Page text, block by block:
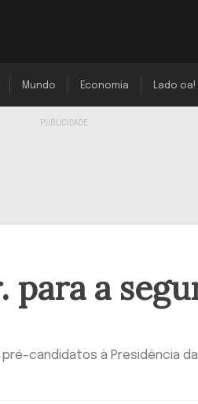
Mundo Economia Lado oa!
para a
candidatos à Presidência